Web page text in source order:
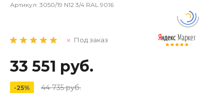
Артикул: 3050/19 N12 3/4 RAL 9016
Под заказ
33 551 руб.
-25% 44 735 руб.